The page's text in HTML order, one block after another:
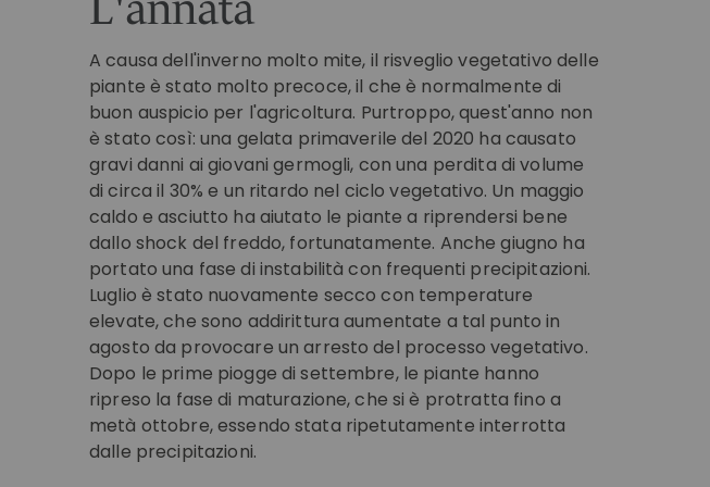
A causa dell'inverno molto mite, il risveglio vegetativo delle
piante è stato molto precoce, il che è normalmente di
buon auspicio per l'agricoltura. Purtroppo, quest'anno non
è stato così: una gelata primaverile del 2020 ha causato
gravi danni ai giovani germogli, con una perdita di volume
di circa il 30% e un ritardo nel ciclo vegetativo. Un maggio
caldo e asciutto ha aiutato le piante a riprendersi bene
dallo shock del freddo, fortunatamente. Anche giugno ha
portato una fase di instabilità con frequenti precipitazioni.
Luglio è stato nuovamente secco con temperature
elevate, che sono addirittura aumentate a tal punto in
agosto da provocare un arresto del processo vegetativo.
Dopo le prime piogge di settembre, le piante hanno
ripreso la fase di maturazione, che si è protratta fino a
metà ottobre, essendo stata ripetutamente interrotta
dalle precipitazioni.